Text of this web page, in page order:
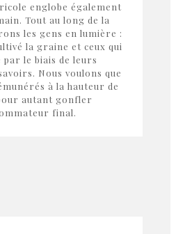
englobe également
Tout au long de la
les gens en lumière :
la graine et ceux qui
le biais de leurs
Nous voulons que
à la hauteur de
autant gonfler
final.